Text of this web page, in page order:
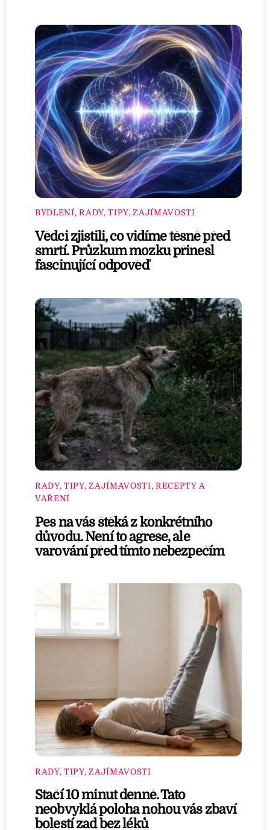
BYDLENÍ,RADY, TIPY, ZAJÍMAVOSTI
Vědci zjistili, co vidíme těsně před
smrtí. Průzkum mozku přinesl
fascinující odpověď
RADY, TIPY, ZAJÍMAVOSTI, RECEPTY A
VAŘENÍ
Pes na vás štěká z konkrétního
důvodu. Není to agrese, ale
varování před tímto nebezpečím
RADY, TIPY, ZAJÍMAVOSTI
Stačí 10 minut denně. Tato
neobvyklá poloha nohou vás zbaví
bolestí zad bez léků